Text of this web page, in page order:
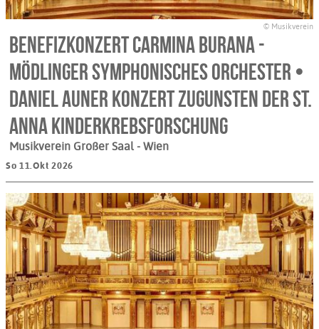
© Musikverein
Benefizkonzert Carmina Burana -
Mödlinger Symphonisches Orchester •
Daniel Auner Konzert zugunsten der St.
Anna Kinderkrebsforschung
Musikverein Großer Saal - Wien
So 11.Okt 2026